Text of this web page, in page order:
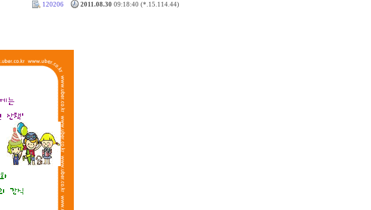
2011.08.30 09:18:40 (*.15.114.44)
120206